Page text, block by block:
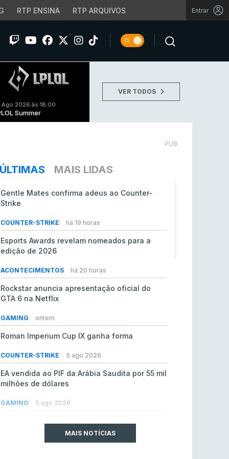
RTP ENSINA RTP ARQUIVOS Entrar
Ago 2026 às 18:00
Summer
VER TODOS
PUB
ÚLTIMAS MAIS LIDAS
Gentle Mates confirma adeus ao Counter-
Strike
COUNTER-STRIKE há 19 horas
Esports Awards revelam nomeados para a
edição de 2026
ACONTECIMENTOS há 20 horas
Rockstar anuncia apresentação oficial do
GTA 6 na Netflix
GAMING ontem
Roman Imperium Cup IX ganha forma
COUNTER-STRIKE 5 ago 2026
EA vendida ao PIF da Arábia Saudita por 55 mil
milhões de dólares
GAMING 5 ago 2026
MAIS NOTÍCIAS